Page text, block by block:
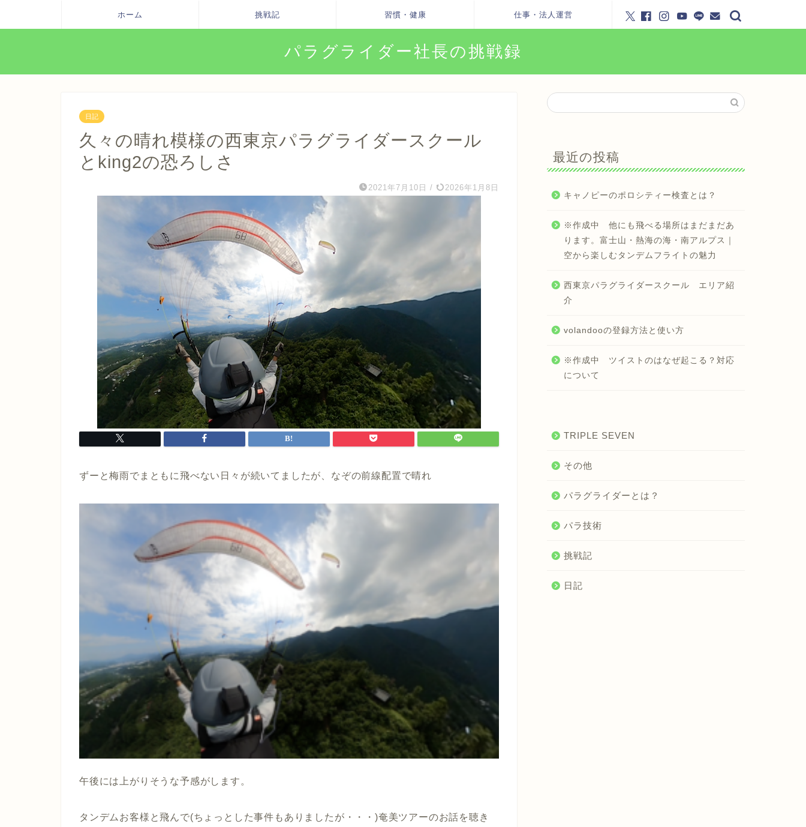
ホーム 挑戦記 習慣・健康 仕事・法人運営
パラグライダー社長の挑戦録
日記
久々の晴れ模様の西東京パラグライダースクール
とking2の恐ろしさ
2021年7月10日 / 2026年1月8日
ずーと梅雨でまともに飛べない日々が続いてましたが、なぞの前線配置で晴れ
午後には上がりそうな予感がします。
タンデムお客様と飛んで(ちょっとした事件もありましたが・・・)奄美ツアーのお話を聴き
最近の投稿
キャノピーのポロシティー検査とは？
※作成中 他にも飛べる場所はまだまだあ
ります。富士山・熱海の海・南アルプス｜
空から楽しむタンデムフライトの魅力
西東京パラグライダースクール エリア紹
介
volandooの登録方法と使い方
※作成中 ツイストのはなぜ起こる？対応
について
TRIPLE SEVEN
その他
パラグライダーとは？
パラ技術
挑戦記
日記